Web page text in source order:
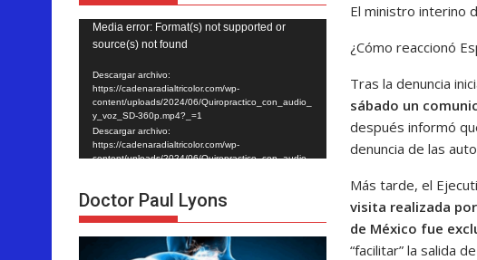
El ministro interino
¿Cómo reaccionó
Tras la denuncia
sábado un
después informó
denuncia de las
Más tarde, el
visita realizada
de México fue
“facilitar” la salida
Reproductor
de
vídeo
Media error: Format(s) not supported or
source(s) not found
Descargar archivo:
https://cadenaradialtricolor.com/wp-
content/uploads/2024/06/Quiropractico_con_audio_
y_voz_SD-360p.mp4?_=1
Descargar archivo:
https://cadenaradialtricolor.com/wp-
content/uploads/2024/06/Quiropractico_con_audio_
Doctor Paul Lyons